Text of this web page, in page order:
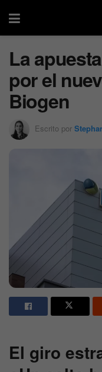
​La
por el
Biogen
Escrito por
El giro